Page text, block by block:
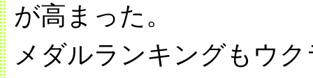
が高まった。
メダルランキングもウ